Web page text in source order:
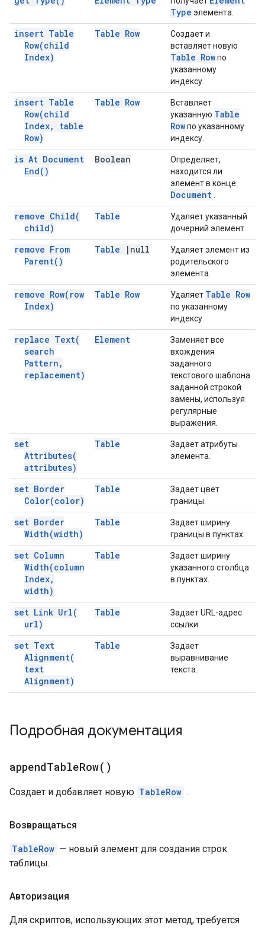
Type элемента.
insert Table
Row(child
Index)
Table Row
Создает и
вставляет новую
Table Rowпо
указанному
индексу.
insert Table
Row(child
Index,
table
Row)
Table Row
Вставляет
указанную Table
Rowпо указанному
индексу.
is At Document
End( )
Boolean
Определяет,
находится ли
элемент в конце
Document
remove Child(
child)
Table
Удаляет указанный
дочерний элемент.
remove From
Parent( )
Table | null
Удаляет элемент из
родительского
элемента.
remove Row( row
Index)
Table Row Удаляет Table Row
по указанному
индексу.
replace Text(
search
Pattern ,
replacement)
Element
Заменяет все
вхождения
заданного
текстового шаблона
заданной строкой
замены, используя
регулярные
выражения.
set
Attributes(
attributes)
Table
Задает атрибуты
элемента.
set Border
Color(color)
Table
Задает цвет
границы.
set Border
Width(width)
Table
Задает ширину
границы в пунктах.
set Column
Width(column
Index,
width)
Table
Задает ширину
указанного столбца
в пунктах.
set Link Url(
url)
Table
Задает URL-адрес
ссылки.
set Text
Alignment(
text
Alignment)
Table
Задает
выравнивание
текста.
Подробная документация
appendTableRow( )
Создает и добавляет новую TableRow .
Возвращаться
TableRow — новый элемент для создания строк
таблицы.
Авторизация
Для скриптов, использующих этот метод, требуется